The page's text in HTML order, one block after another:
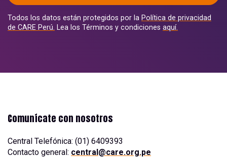
Todos los datos están protegidos por la Política de privacidad
de CARE Perú.
Lea los Términos y condiciones aquí.
Comunícate con nosotros
Central Telefónica: (01) 6409393
Contacto general: central@care.org.pe